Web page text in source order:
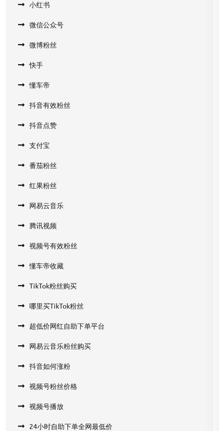
小红书
微信公众号
微博粉丝
快手
懂车帝
抖音有效粉丝
抖音点赞
支付宝
番茄粉丝
红果粉丝
网易云音乐
腾讯视频
视频号有效粉丝
懂车帝收藏
TikTok粉丝购买
哪里买TikTok粉丝
超低价网红自助下单平台
网易云音乐粉丝购买
抖音如何涨粉
视频号粉丝价格
视频号播放
24小时自助下单全网最低价